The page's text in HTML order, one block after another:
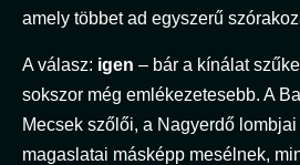
amely többet ad egyszerű
A válasz: igen – bár a kínálat
sokszor még emlékezetesebb. A
Mecsek szőlői, a Nagyerdő
magaslatai másképp mesélnek,